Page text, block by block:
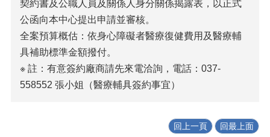
契約書及公職人員及關係人身分關係揭露表，以正式
公函向本中心提出申請並審核。
全案預算概估：依身心障礙者醫療復健費用及醫療輔
具補助標準金額撥付。
※ 註：有意簽約廠商請先來電洽詢，電話：037-
558552 張小姐（醫療輔具簽約事宜）
回上一頁 回最上面